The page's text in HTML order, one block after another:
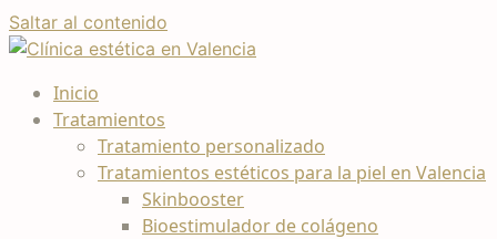
Saltar al contenido
Inicio
Tratamientos
Tratamiento personalizado
Tratamientos estéticos para la piel en Valencia
Skinbooster
Bioestimulador de colágeno